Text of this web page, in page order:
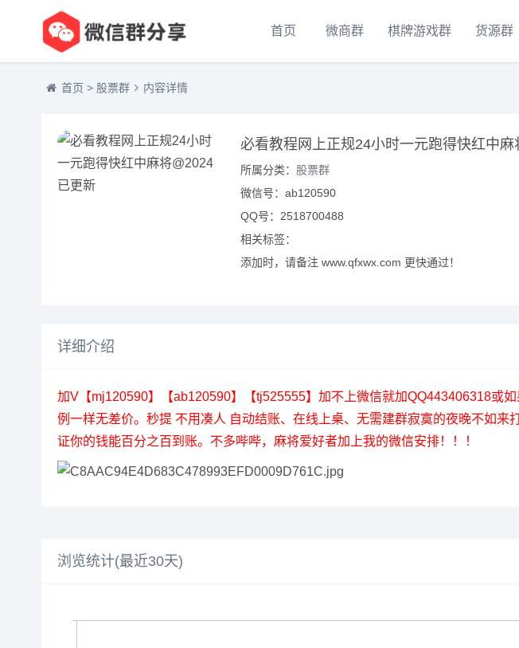
首页 微商群 棋牌游戏群 货源群
首页 > 股票群 内容详情
必看教程网上正规24小时一元跑得快红中
所属分类： 股票群
微信号：ab120590
QQ号：2518700488
相关标签：
添加时，请备注 www.qfxwx.com 更快通过！
详细介绍
加V【mj120590】【ab120590】【tj525555】加不上微信就加QQ443406318或
例一样无差价。秒提 不用凑人 自动结账、在线上桌、无需建群寂寞的夜晚不如
证你的钱能百分之百到账。不多哔哔，麻将爱好者加上我的微信安排！！！
浏览统计(最近30天)